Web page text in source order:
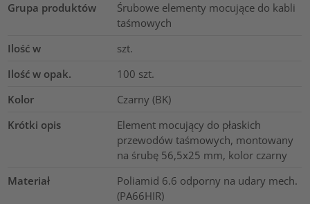
Grupa produktów
Śrubowe elementy mocujące do kabli
taśmowych
Ilość w
szt.
Ilość w opak.
100 szt.
Kolor
Czarny (BK)
Krótki opis
Element mocujący do płaskich
przewodów taśmowych, montowany
na śrubę 56,5x25 mm, kolor czarny
Materiał
Poliamid 6.6 odporny na udary mech.
(PA66HIR)